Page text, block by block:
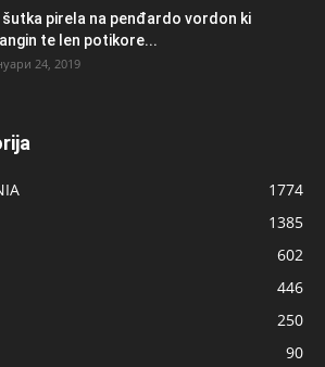
šutka pirela na penđardo vordon ki
te len potikore...
24, 2019
1774
1385
602
446
250
90